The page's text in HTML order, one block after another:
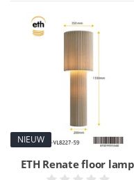
NIEUW
ETH Renate floor lamp